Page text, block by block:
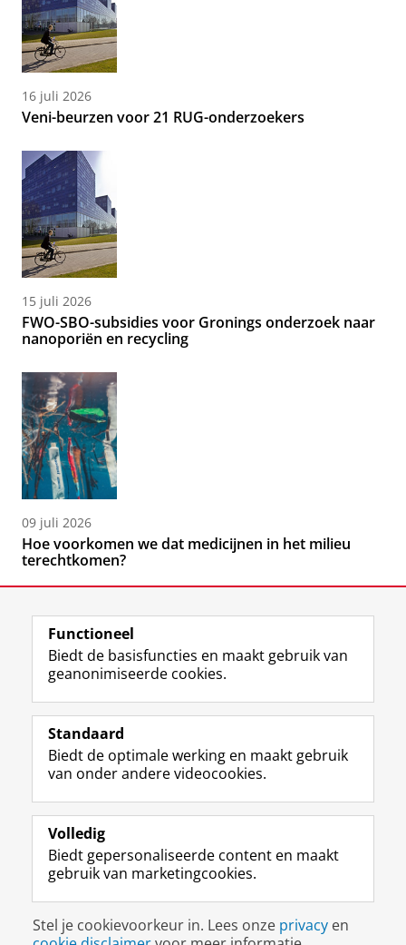
16 juli 2026
Veni-beurzen voor 21 RUG-onderzoekers
15 juli 2026
FWO-SBO-subsidies voor Gronings onderzoek naar
nanoporiën en recycling
09 juli 2026
Hoe voorkomen we dat medicijnen in het milieu
terechtkomen?
Volg de RUG
F
a
e
b
o
p
a
i
n
a
L
i
k
e
I
-
p
g
i
n
R
S
-
f
e
R
k
s
u
I
n
t
r
m
c
c
o
Y
o
T
e
k
a
a
Studiekiezers
Alumni
Over ons
Disclaimer & Copyright
Inloggen
Functioneel
Biedt de basisfuncties en maakt gebruik van
geanonimiseerde cookies.
Standaard
Biedt de optimale werking en maakt gebruik
van onder andere videocookies.
Volledig
Biedt gepersonaliseerde content en maakt
gebruik van marketingcookies.
Stel je cookievoorkeur in. Lees onze privacy en